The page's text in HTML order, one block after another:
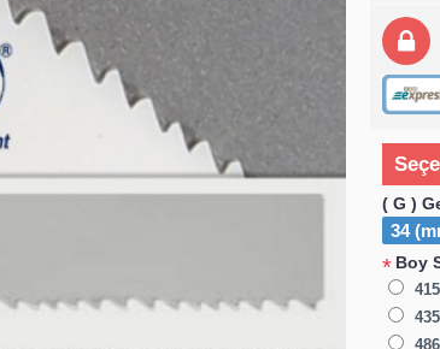
( G )
34
* Boy